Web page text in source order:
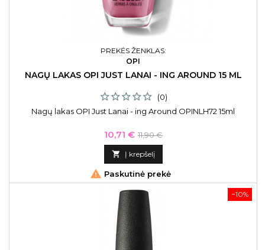
PREKĖS ŽENKLAS:
OPI
NAGŲ LAKAS OPI JUST LANAI - ING AROUND 15 ML
(0)
Nagų lakas OPI Just Lanai - ing Around OPINLH72 15ml
Kaina
10,71 € Bazinė
kaina
11,90 €
 Į krepšelį
 Paskutinė prekė
−10%